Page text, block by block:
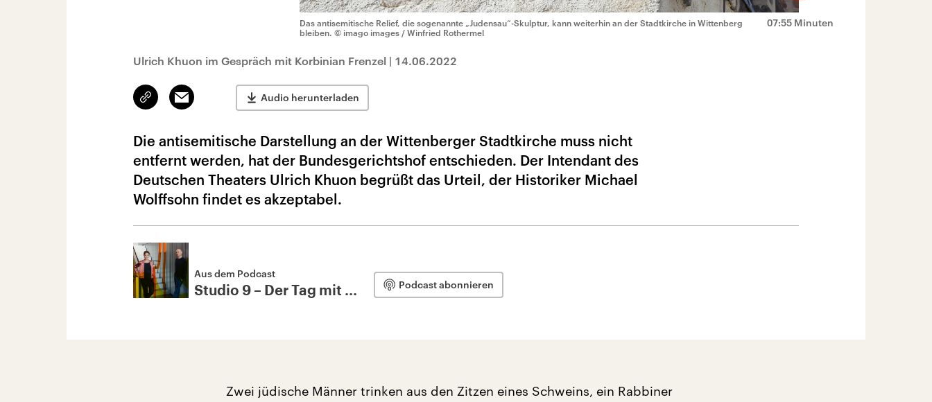
07:55 Minuten
Das antisemitische Relief, die sogenannte „Judensau“-Skulptur, kann weiterhin an der Stadtkirche in Wittenberg
bleiben. © imago images / Winfried Rothermel
Ulrich Khuon im Gespräch mit Korbinian Frenzel | 14.06.2022
Link
kopieren/teilen
Email Audio herunterladen
Die antisemitische Darstellung an der Wittenberger Stadtkirche muss nicht
entfernt werden, hat der Bundesgerichtshof entschieden. Der Intendant des
Deutschen Theaters Ulrich Khuon begrüßt das Urteil, der Historiker Michael
Wolffsohn findet es akzeptabel.
Aus dem Podcast
Studio 9 – Der Tag mit ... Podcast abonnieren
Zwei jüdische Männer trinken aus den Zitzen eines Schweins, ein Rabbiner